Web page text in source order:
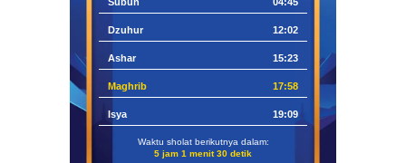
Dzuhur 12:02
Ashar 15:23
Maghrib 17:58
Isya 19:09
Waktu sholat berikutnya dalam:
5 jam 1 menit 29 detik